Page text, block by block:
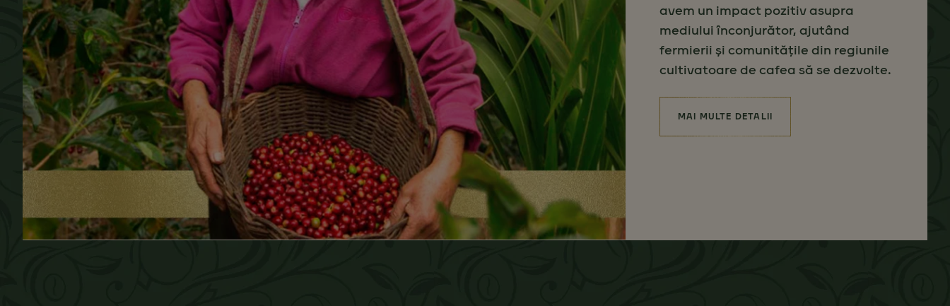
avem un impact pozitiv asupra
mediului înconjurător, ajutând
fermierii și comunitățile din regiunile
cultivatoare de cafea să se dezvolte.
MAI MULTE DETALII